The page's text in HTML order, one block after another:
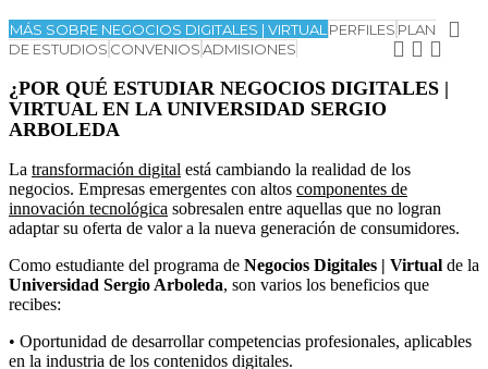
MÁS SOBRE NEGOCIOS DIGITALES | VIRTUAL PERFILES PLAN
DE ESTUDIOS CONVENIOSADMISIONES
¿POR QUÉ ESTUDIAR NEGOCIOS DIGITALES |
VIRTUAL EN LA UNIVERSIDAD SERGIO
ARBOLEDA
La transformación digital está cambiando la realidad de los
negocios. Empresas emergentes con altos componentes de
innovación tecnológica sobresalen entre aquellas que no logran
adaptar su oferta de valor a la nueva generación de consumidores.
Como estudiante del programa de Negocios Digitales | Virtual de la
Universidad Sergio Arboleda, son varios los beneficios que
recibes:
• Oportunidad de desarrollar competencias profesionales, aplicables
en la industria de los contenidos digitales.